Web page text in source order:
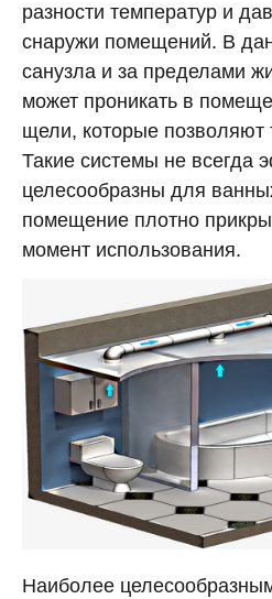
разности температур и
снаружи помещений. В
санузла и за пределами
может проникать в
щели, которые позволяют
Такие системы не всегда
целесообразны для
помещение плотно
момент использования.
Наиболее